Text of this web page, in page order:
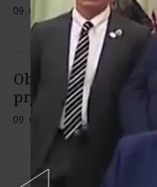
09. 08. 2026 |1 komentár
Obec Tomášikovo
prvú etapu obnovy
09. 08. 2026 |Žiadne komentáre